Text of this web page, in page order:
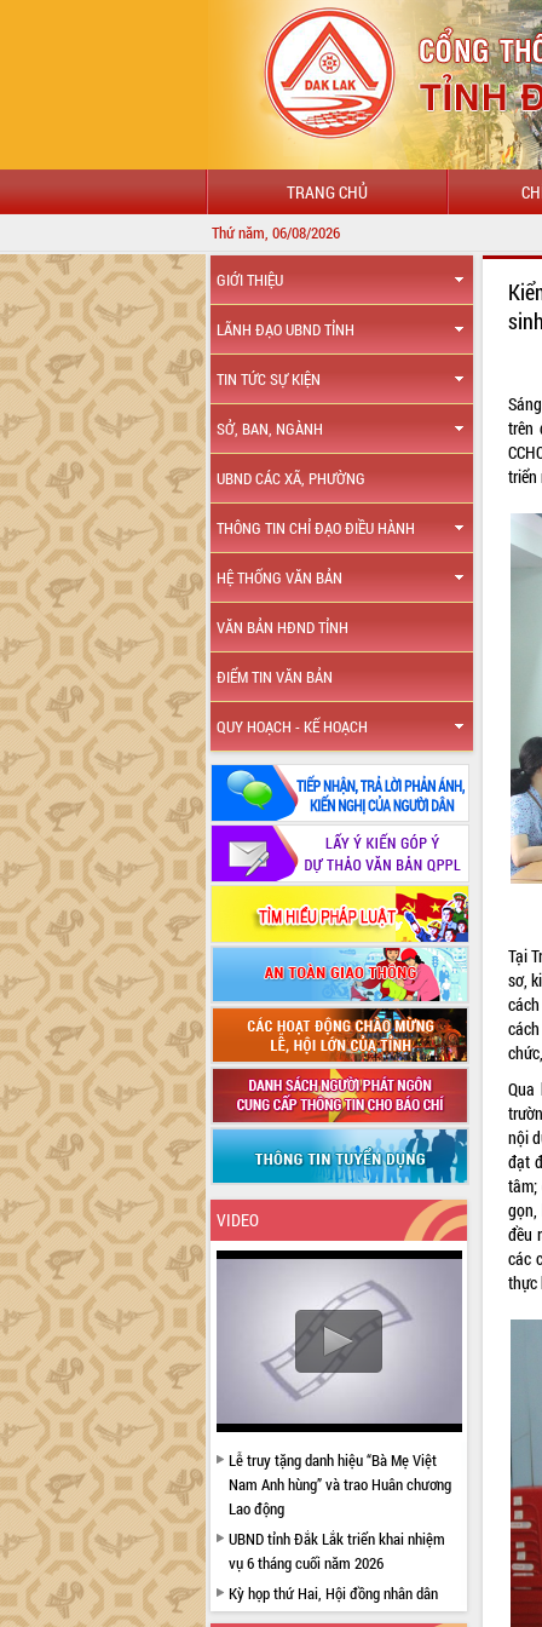
TRANG CHỦ
Thứ năm, 06/08/2026
GIỚI THIỆU
LÃNH ĐẠO UBND TỈNH
TIN TỨC SỰ KIỆN
SỞ, BAN, NGÀNH
UBND CÁC XÃ, PHƯỜNG
THÔNG TIN CHỈ ĐẠO ĐIỀU HÀNH
HỆ THỐNG VĂN BẢN
VĂN BẢN HĐND TỈNH
ĐIỂM TIN VĂN BẢN
QUY HOẠCH - KẾ HOẠCH
VIDEO
Lễ truy tặng danh hiệu “Bà Mẹ Việt
Nam Anh hùng” và trao Huân chương
Lao động
UBND tỉnh Đắk Lắk triển khai nhiệm
vụ 6 tháng cuối năm 2026
Kỳ họp thứ Hai, Hội đồng nhân dân
tỉnh khóa XI quyết nghị nhiều nội dung
trên
Tại
sơ,
nội
đạt
tâm;
gọn,
đều
các
thực